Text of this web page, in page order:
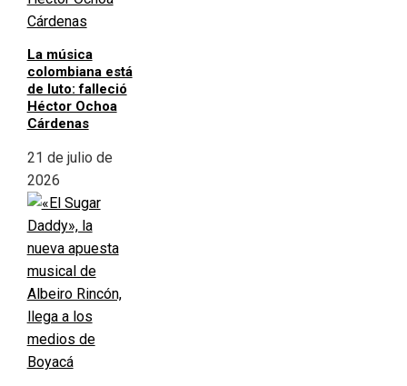
La música
colombiana está
de luto: falleció
Héctor Ochoa
Cárdenas
21 de julio de
2026